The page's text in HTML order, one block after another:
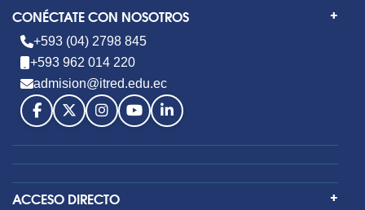
CONÉCTATE CON NOSOTROS
+593 (04) 2798 845
+593 962 014 220
admision@itred.edu.ec
ACCESO DIRECTO